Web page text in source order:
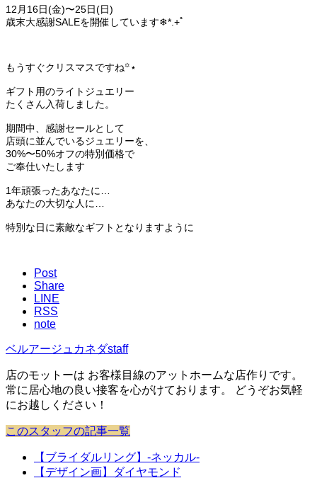
12月16日(金)〜25日(日)
歳末大感謝SALEを開催しています‪❄*.+ﾟ‬
もうすぐクリスマスですね꙳⋆
ギフト用のライトジュエリー
たくさん入荷しました。
期間中、感謝セールとして
店頭に並んでいるジュエリーを、
30%〜50%オフの特別価格で
ご奉仕いたします
1年頑張ったあなたに…
あなたの大切な人に…
特別な日に素敵なギフトとなりますように
Post
Share
LINE
RSS
note
ベルアージュカネダstaff
店のモットーは お客様目線のアットホームな店作りです。
常に居心地の良い接客を心がけております。 どうぞお気軽
にお越しください！
このスタッフの記事一覧
【ブライダルリング】-ネッカル-
【デザイン画】ダイヤモンド